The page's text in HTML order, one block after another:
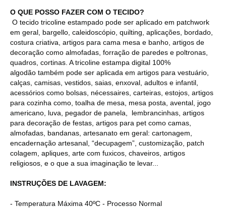
O QUE POSSO FAZER COM O TECIDO?
O tecido tricoline estampado pode ser aplicado em patchwork
em geral, bargello, caleidoscópio, quilting, aplicações, bordado,
costura criativa, artigos para cama mesa e banho, artigos de
decoração como almofadas, forração de paredes e poltronas,
quadros, cortinas. A tricoline estampa digital 100%
algodão também pode ser aplicada em artigos para vestuário,
calças, camisas, vestidos, saias, enxoval, adultos e infantil,
acessórios como bolsas, nécessaires, carteiras, estojos, artigos
para cozinha como, toalha de mesa, mesa posta, avental, jogo
americano, luva, pegador de panela, lembrancinhas, artigos
para decoração de festas, artigos para pet como camas,
almofadas, bandanas, artesanato em geral: cartonagem,
encadernação artesanal, “decupagem”, customização, patch
colagem, apliques, arte com fuxicos, chaveiros, artigos
religiosos, e o que a sua imaginação te levar...
INSTRUÇÕES DE LAVAGEM:
- Temperatura Máxima 40ºC - Processo Normal